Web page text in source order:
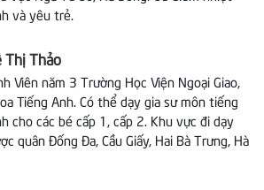
và yêu trẻ.
Thị Thảo
Viên năm 3 Trường Học Viện Ngoại Giao,
Tiếng Anh. Có thể dạy gia sư môn tiếng
cho các bé cấp 1, cấp 2. Khu vực đi dạy
quân Đống Đa, Cầu Giấy, Hai Bà Trưng, Hà